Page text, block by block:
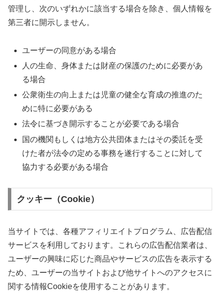
管理し、次のいずれかに該当する場合を除き、個人情報を
第三者に開示しません。
ユーザーの同意がある場合
人の生命、身体または財産の保護のために必要があ
る場合
公衆衛生の向上または児童の健全な育成の推進のた
めに特に必要がある
法令に基づき開示することが必要である場合
国の機関もしくは地方公共団体またはその委託を受
けた者が法令の定める事務を遂行することに対して
協力する必要がある場合
クッキー（Cookie）
当サイトでは、各種アフィリエイトプログラム、広告配信
サービスを利用しております。これらの広告配信業者は、
ユーザーの興味に応じた商品やサービスの広告を表示する
ため、ユーザーの当サイトおよび他サイトへのアクセスに
関する情報Cookieを使用することがあります。